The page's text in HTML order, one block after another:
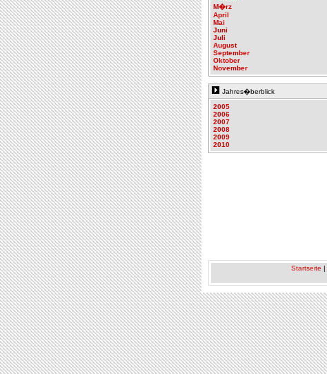
M�rz
April
Mai
Juni
Juli
August
September
Oktober
November
Jahres�berblick
2005
2006
2007
2008
2009
2010
Startseite |